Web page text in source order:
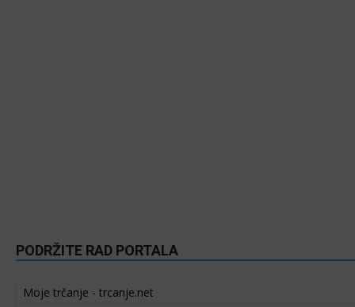
PODRŽITE RAD PORTALA
Moje trčanje - trcanje.net